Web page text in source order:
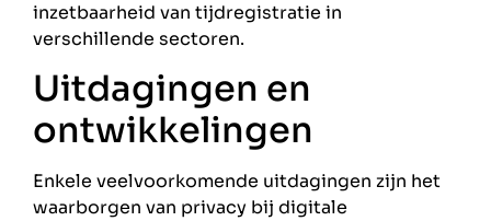
inzetbaarheid van tijdregistratie in
verschillende sectoren.
Uitdagingen en
ontwikkelingen
Enkele veelvoorkomende uitdagingen zijn het
waarborgen van privacy bij digitale